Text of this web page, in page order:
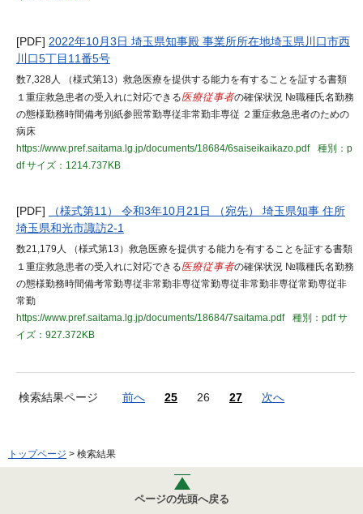
[PDF] 2022年10月3日 埼玉県知事殿 事業所所在地埼玉県川口市西
川口5丁目11番5号
数7,328人 （様式第13）救急医療を提供する能力を有することを証する書類
１重症救急患者の受入れに対応できる医療従事者の確保状況 №職種氏名勤務
の態様勤務時間備考別紙参照常勤専従非常勤非専従 ２重症救急患者のための
病床
https://www.pref.saitama.lg.jp/documents/18684/6saiseikaikazo.pdf
種別：p
dfサイズ：1214.737KB
[PDF]
（様式第11） 令和3年10月21日 （宛先） 埼玉県知事 住所
埼玉県和光市諏訪2-1
数21,179人 （様式第13）救急医療を提供する能力を有することを証する書類
１重症救急患者の受入れに対応できる医療従事者の確保状況 №職種氏名勤務
の態様勤務時間備考常勤専従非常勤非専従常勤専従非常勤非専従常勤専従非
常勤
https://www.pref.saitama.lg.jp/documents/18684/7saitama.pdf
種別：pdfサ
イズ：927.372KB
検索結果ページ 前へ 25 26 27 次へ
トップページ > 検索結果
ページの先頭へ戻る